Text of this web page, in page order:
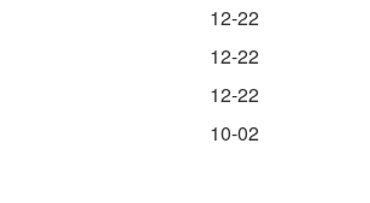
12-22
12-22
12-22
10-02